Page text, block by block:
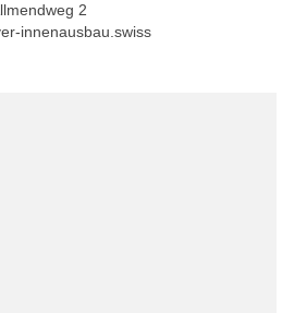
2
innenausbau.swiss